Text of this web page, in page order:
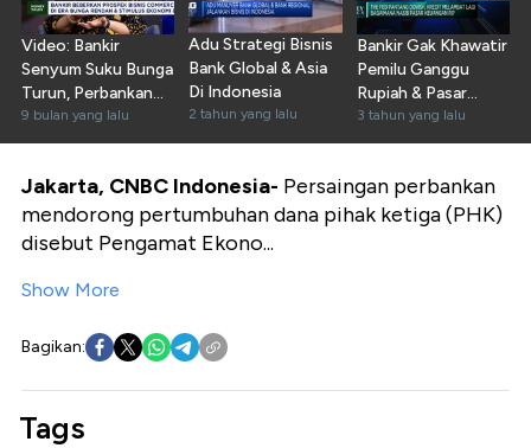
Video: Bankir
Senyum Suku Bunga
Turun, Perbankan
Siap Genjot Kredit
9 bulan yang lalu
Adu Strategi Bisnis
Bank Global & Asia
Di Indonesia
2 tahun yang lalu
Bankir Gak Khawatir
Pemilu Ganggu
Rupiah & Pasar
Domestik
3 tahun yang lalu
Jakarta, CNBC Indonesia- Persaingan perbankan
mendorong pertumbuhan dana pihak ketiga (PHK)
disebut Pengamat Ekono...
Show More
Bagikan:
Tags